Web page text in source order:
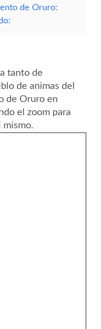
de Oruro:
tanto de
de animas del
de Oruro en
el zoom para
mismo.